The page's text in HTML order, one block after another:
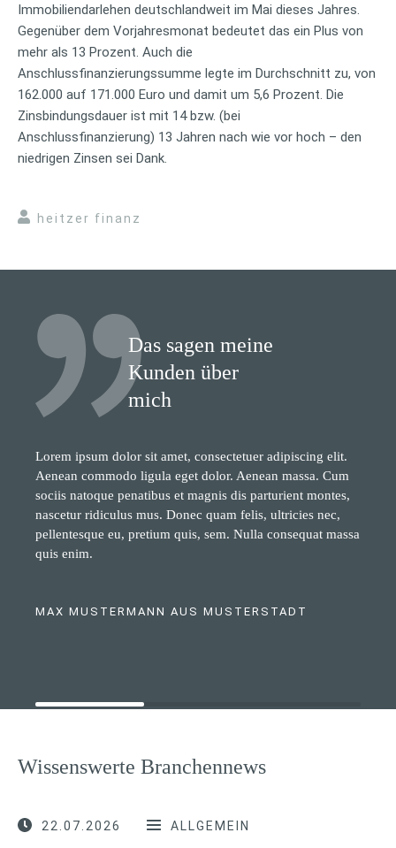
Immobiliendarlehen deutschlandweit im Mai dieses Jahres.
Gegenüber dem Vorjahresmonat bedeutet das ein Plus von
mehr als 13 Prozent. Auch die
Anschlussfinanzierungssumme legte im Durchschnitt zu, von
162.000 auf 171.000 Euro und damit um 5,6 Prozent. Die
Zinsbindungsdauer ist mit 14 bzw. (bei
Anschlussfinanzierung) 13 Jahren nach wie vor hoch – den
niedrigen Zinsen sei Dank.
heitzer finanz
Das sagen meine
Kunden über
mich
Lorem ipsum dolor sit amet, consectetuer adipiscing elit.
Aenean commodo ligula eget dolor. Aenean massa. Cum
sociis natoque penatibus et magnis dis parturient montes,
nascetur ridiculus mus. Donec quam felis, ultricies nec,
pellentesque eu, pretium quis, sem. Nulla consequat massa
quis enim.
MAX MUSTERMANN AUS MUSTERSTADT
Wissenswerte Branchennews
22.07.2026 ALLGEMEIN